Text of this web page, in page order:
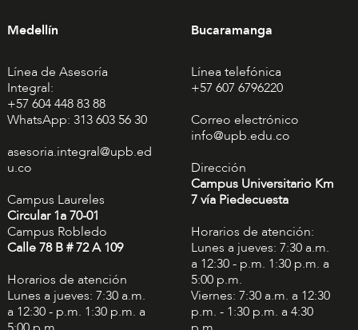
Medellín
Línea de Asesoría
Integral:
+57 604 448 83 88
WhatsApp: 313 603 56 30
asesoria.integral@upb.ed
u.co
Campus Laureles
Circular 1a 70-01
Campus Robledo
Calle 78 B # 72 A 109
Horarios de atención
Lunes a jueves: 7:30 a.m.
a 12:30 - p.m. 1:30 p.m. a
Bucaramanga
Línea telefónica
+57 607 6796220
Correo electrónico
info@upb.edu.co
Dirección
Campus Universitario Km
7 vía Piedecuesta
Horarios de atención:
Lunes a jueves: 7:30 a.m.
a 12:30 - p.m. 1:30 p.m. a
5:00 p.m.
Viernes: 7:30 a.m. a 12:30
p.m. - 1:30 p.m. a 4:30